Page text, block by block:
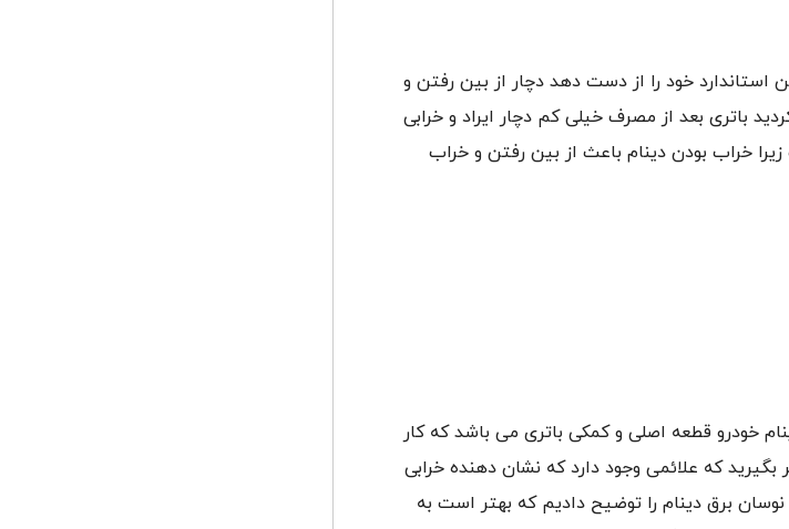
خود را از دست دهد دچار از بین رفتن و
باتری بعد از مصرف خیلی کم دچار ایراد و خرابی
خراب بودن دینام باعث از بین رفتن و خراب
خودرو قطعه اصلی و کمکی باتری می باشد که کار
بگیرید که علائمی وجود دارد که نشان دهنده خرابی
برق دینام را توضیح دادیم که بهتر است به